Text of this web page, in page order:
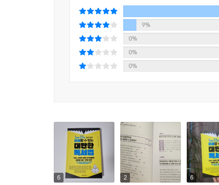
9%
0%
0%
0%
6 2 6